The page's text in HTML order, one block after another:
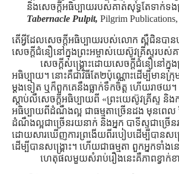
និងសេចក្ដីអធិប្បាយរបស់គាត់សុទ្ធតែទាក់ទ
Tabernacle Pulpit, Pilgrim
តើអ្វីដែលសេចក្ដីអធិប្បាយរបស់លោក ស្ពឺជិនបាន
សេចក្ដីជំនឿនៅក្នុងព្រះអម្ចាស់យេស៊ូវគ្រីស្ទរបស់
សេចក្ដីសង្រ្គោះដោយសេចក្ដីជំនឿនៅក្
អធិប្បាយ។ នោះគឺជាវិធីតែ២ប៉ុណ្ណោះដើម្បីមាន
ម្ដងទៀត ឬក៏ពួកគេនឹងធ្លាក់ទឹកចិត្ដ ហើយរាថយ។
ស្ដាប់លឺសេចក្ដីអធិប្បាយពី «ព្រះយេស៊ូវគ្រីស្ទ និង
អធិប្បាយពីដំណឹងល្អ ជាធម្មតាច្រើនដង មុនពេល
ដំណឹងល្អជាច្រើនរយនាក់ និងអ្នក បាទីស្ទជាច្រើន
ដោយសារឃើញការព្រងើយពីរបៀបដើម្បីបានស
ដើម្បីបានសង្រ្គោះ។ ហើយជាធម្មតា ពួកអ្នកទាំ
ហេតុផលមួយសំរាប់រឿងនេះគឺភាពខ្វាក់ខ